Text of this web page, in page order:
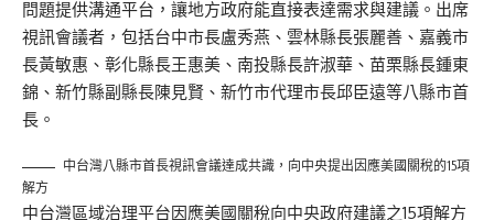
問題提供溝通平台，讓地方政府能直接表達需求與建議。出席
視訊會議者，包括台中市長盧秀燕、雲林縣長張麗善、嘉義市
長黃敏惠、彰化縣長王惠美、南投縣長許淑華、苗栗縣長鍾東
錦、新竹縣副縣長陳見賢、新竹市代理市長邱臣遠等八縣市首
長。
中台灣八縣市首長視訊會議達成共識，向中央提出因應美國關稅的15項
解方
中台灣區域治理平台因應美國關稅向中央政府建議之15項解方